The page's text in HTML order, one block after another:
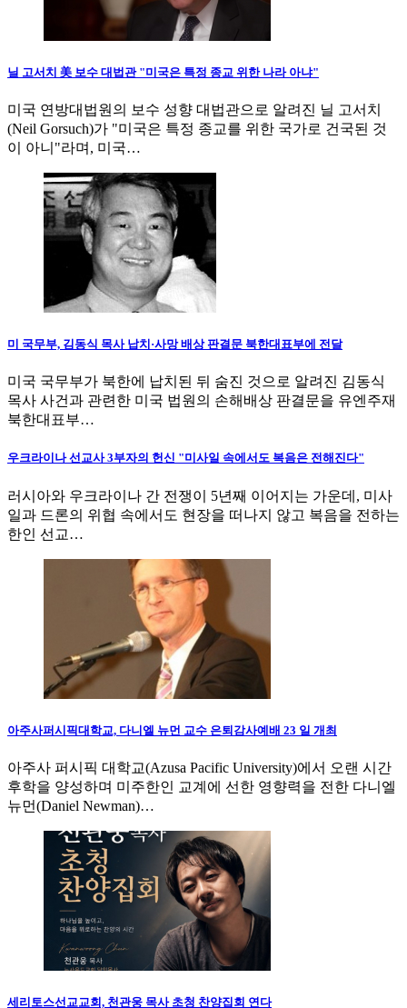
닐 고서치 美 보수 대법관 "미국은 특정 종교 위한 나라 아냐"
미국 연방대법원의 보수 성향 대법관으로 알려진 닐 고서치
(Neil Gorsuch)가 "미국은 특정 종교를 위한 국가로 건국된 것
이 아니"라며, 미국…
미 국무부, 김동식 목사 납치·사망 배상 판결문 북한대표부에 전달
미국 국무부가 북한에 납치된 뒤 숨진 것으로 알려진 김동식
목사 사건과 관련한 미국 법원의 손해배상 판결문을 유엔주재
북한대표부…
우크라이나 선교사 3부자의 헌신 "미사일 속에서도 복음은 전해진다"
러시아와 우크라이나 간 전쟁이 5년째 이어지는 가운데, 미사
일과 드론의 위협 속에서도 현장을 떠나지 않고 복음을 전하는
한인 선교…
아주사퍼시픽대학교, 다니엘 뉴먼 교수 은퇴감사예배 23 일 개최
아주사 퍼시픽 대학교(Azusa Pacific University)에서 오랜 시간
후학을 양성하며 미주한인 교계에 선한 영향력을 전한 다니엘
뉴먼(Daniel Newman)…
세리토스선교교회, 천관웅 목사 초청 찬양집회 연다